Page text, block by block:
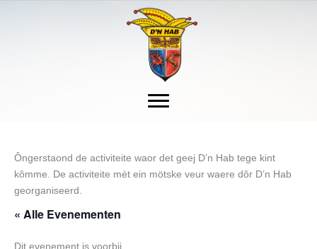
Ôngerstaond de activiteite waor det geej D’n Hab tege kint
kômme. De activiteite mèt ein mötske veur waere dôr D’n Hab
georganiseerd.
« Alle Evenementen
Dit evenement is voorbij.